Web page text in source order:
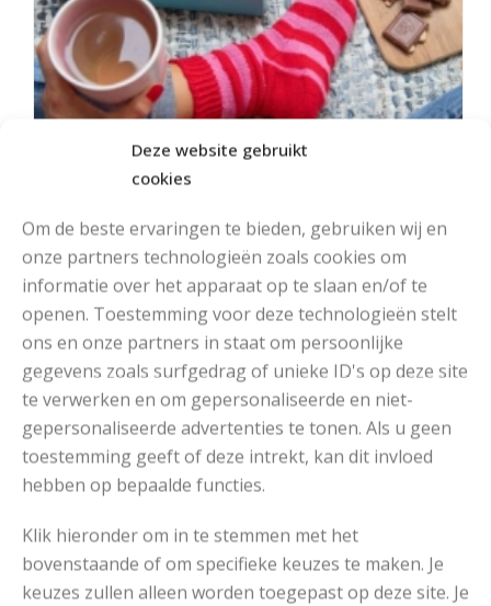
Deze website gebruikt
cookies
Om de beste ervaringen te bieden, gebruiken wij en
onze partners technologieën zoals cookies om
informatie over het apparaat op te slaan en/of te
openen. Toestemming voor deze technologieën stelt
ons en onze partners in staat om persoonlijke
gegevens zoals surfgedrag of unieke ID's op deze site
te verwerken en om gepersonaliseerde en niet-
gepersonaliseerde advertenties te tonen. Als u geen
toestemming geeft of deze intrekt, kan dit invloed
hebben op bepaalde functies.
Klik hieronder om in te stemmen met het
bovenstaande of om specifieke keuzes te maken. Je
keuzes zullen alleen worden toegepast op deze site. Je
MOOIE DIKGESTREEPTE SOKKEN BREIEN VAN DURABLE GAREN